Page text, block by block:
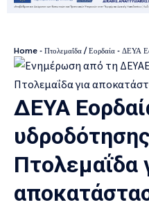
Home - Πτολεμαΐδα / Εορδαία - ΔΕΥΑ
ΔΕΥΑ
Πτολεμαΐδα